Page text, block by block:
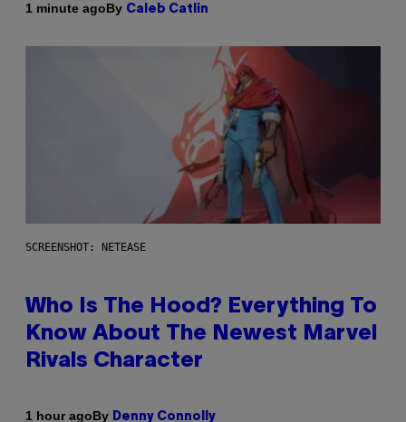
1 minute agoBy Caleb Catlin
SCREENSHOT: NETEASE
Who Is The Hood? Everything To
Know About The Newest Marvel
Rivals Character
1 hour agoBy Denny Connolly